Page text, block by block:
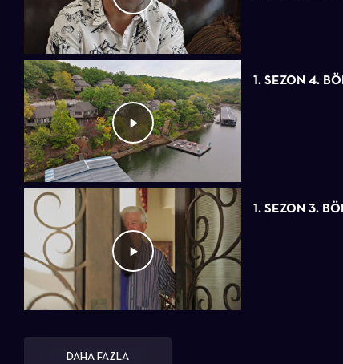
1. SEZON 4.
1. SEZON 3.
DAHA FAZLA